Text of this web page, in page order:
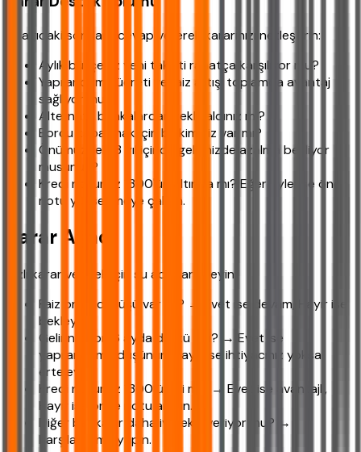
Aşağıdaki sorulara cevap vererek kararınızı netleştirin:
Aylık bütçeniz yeni taksiti rahatça karşılıyor mu?
Yapılandırma ücreti ve faiz artışı toplamda avantaj
sağlıyor mu?
Alternatif bankalardan teklif aldınız mı?
Borcu kapatmak için birikiminiz var mı?
Önümüzdeki 3 yıl içinde gelirinizde azalma bekliyor
musunuz?
Kredi notunuz 1300'ün altında mı? Eğer öyleyse önce
notu yükseltmeye çalışın.
Karar Ağacı
Hızlı karar vermek için şu adımları izleyin:
Faiz oranı düşüşü var mı? → Evet ise devam, Hayır ise
bekleyin.
Geliriniz son 6 ayda düştü mü? → Evet ise
yapılandırma düşünün, Hayır ise ihtiyacınız yoksa
erteleyin.
Kredi notunuz 1300 üzeri mi? → Evet ise avantajlı,
Hayır ise önce notu artırın.
Diğer bankalar daha iyi teklif veriyor mu? →
Karşılaştırma yapın.